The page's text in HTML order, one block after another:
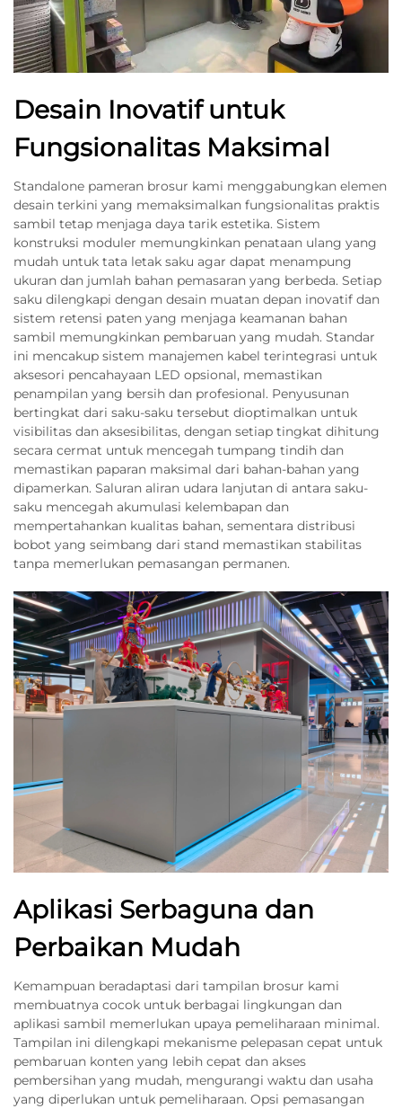
Desain Inovatif untuk
Fungsionalitas Maksimal
Standalone pameran brosur kami menggabungkan elemen
desain terkini yang memaksimalkan fungsionalitas praktis
sambil tetap menjaga daya tarik estetika. Sistem
konstruksi moduler memungkinkan penataan ulang yang
mudah untuk tata letak saku agar dapat menampung
ukuran dan jumlah bahan pemasaran yang berbeda. Setiap
saku dilengkapi dengan desain muatan depan inovatif dan
sistem retensi paten yang menjaga keamanan bahan
sambil memungkinkan pembaruan yang mudah. Standar
ini mencakup sistem manajemen kabel terintegrasi untuk
aksesori pencahayaan LED opsional, memastikan
penampilan yang bersih dan profesional. Penyusunan
bertingkat dari saku-saku tersebut dioptimalkan untuk
visibilitas dan aksesibilitas, dengan setiap tingkat dihitung
secara cermat untuk mencegah tumpang tindih dan
memastikan paparan maksimal dari bahan-bahan yang
dipamerkan. Saluran aliran udara lanjutan di antara saku-
saku mencegah akumulasi kelembapan dan
mempertahankan kualitas bahan, sementara distribusi
bobot yang seimbang dari stand memastikan stabilitas
tanpa memerlukan pemasangan permanen.
Aplikasi Serbaguna dan
Perbaikan Mudah
Kemampuan beradaptasi dari tampilan brosur kami
membuatnya cocok untuk berbagai lingkungan dan
aplikasi sambil memerlukan upaya pemeliharaan minimal.
Tampilan ini dilengkapi mekanisme pelepasan cepat untuk
pembaruan konten yang lebih cepat dan akses
pembersihan yang mudah, mengurangi waktu dan usaha
yang diperlukan untuk pemeliharaan. Opsi pemasangan